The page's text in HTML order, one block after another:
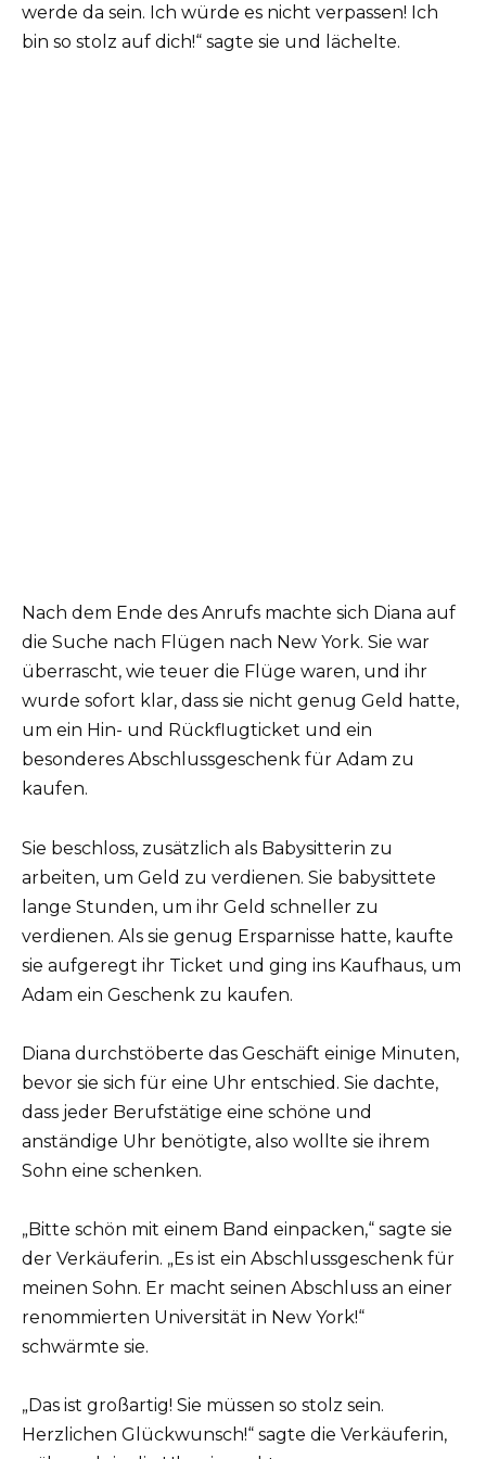
werde da sein. Ich würde es nicht verpassen! Ich
bin so stolz auf dich!“ sagte sie und lächelte.
Nach dem Ende des Anrufs machte sich Diana auf
die Suche nach Flügen nach New York. Sie war
überrascht, wie teuer die Flüge waren, und ihr
wurde sofort klar, dass sie nicht genug Geld hatte,
um ein Hin- und Rückflugticket und ein
besonderes Abschlussgeschenk für Adam zu
kaufen.
Sie beschloss, zusätzlich als Babysitterin zu
arbeiten, um Geld zu verdienen. Sie babysittete
lange Stunden, um ihr Geld schneller zu
verdienen. Als sie genug Ersparnisse hatte, kaufte
sie aufgeregt ihr Ticket und ging ins Kaufhaus, um
Adam ein Geschenk zu kaufen.
Diana durchstöberte das Geschäft einige Minuten,
bevor sie sich für eine Uhr entschied. Sie dachte,
dass jeder Berufstätige eine schöne und
anständige Uhr benötigte, also wollte sie ihrem
Sohn eine schenken.
„Bitte schön mit einem Band einpacken,“ sagte sie
der Verkäuferin. „Es ist ein Abschlussgeschenk für
meinen Sohn. Er macht seinen Abschluss an einer
renommierten Universität in New York!“
schwärmte sie.
„Das ist großartig! Sie müssen so stolz sein.
Herzlichen Glückwunsch!“ sagte die Verkäuferin,